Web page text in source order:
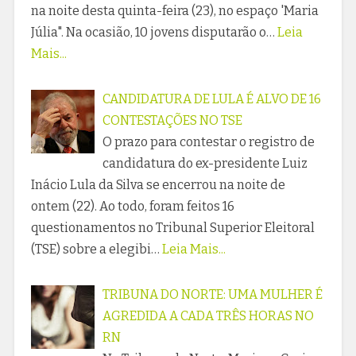
na noite desta quinta-feira (23), no espaço 'Maria
Júlia". Na ocasião, 10 jovens disputarão o… Leia
Mais...
CANDIDATURA DE LULA É ALVO DE 16
CONTESTAÇÕES NO TSE
O prazo para contestar o registro de
candidatura do ex-presidente Luiz
Inácio Lula da Silva se encerrou na noite de
ontem (22). Ao todo, foram feitos 16
questionamentos no Tribunal Superior Eleitoral
(TSE) sobre a elegibi… Leia Mais...
TRIBUNA DO NORTE: UMA MULHER É
AGREDIDA A CADA TRÊS HORAS NO
RN